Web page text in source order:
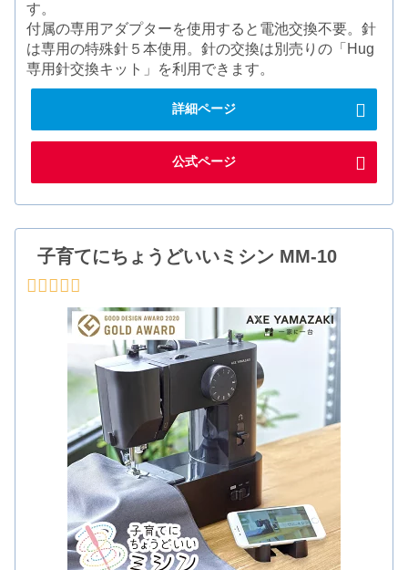
す。
付属の専用アダプターを使用すると電池交換不要。針
は専用の特殊針５本使用。針の交換は別売りの「Hug
専用針交換キット」を利用できます。
詳細ページ
公式ページ
子育てにちょうどいいミシン MM-10